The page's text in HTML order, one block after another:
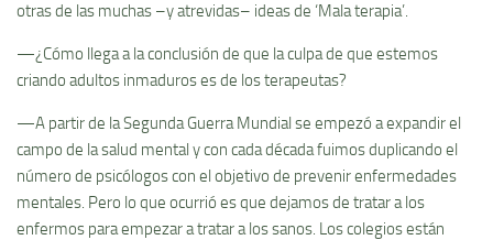
otras de las muchas –y atrevidas– ideas de ‘Mala terapia’.
—¿Cómo llega a la conclusión de que la culpa de que estemos
criando adultos inmaduros es de los terapeutas?
—A partir de la Segunda Guerra Mundial se empezó a expandir el
campo de la salud mental y con cada década fuimos duplicando el
número de psicólogos con el objetivo de prevenir enfermedades
mentales. Pero lo que ocurrió es que dejamos de tratar a los
enfermos para empezar a tratar a los sanos. Los colegios están